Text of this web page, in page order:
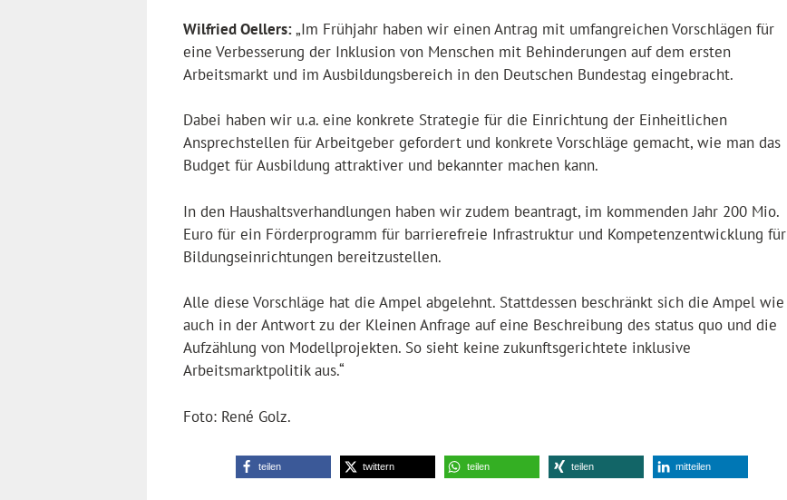
Wilfried Oellers:„Im Frühjahr haben wir einen Antrag mit umfangreichen Vorschlägen für
eine Verbesserung der Inklusion von Menschen mit Behinderungen auf dem ersten
Arbeitsmarkt und im Ausbildungsbereich in den Deutschen Bundestag eingebracht.
Dabei haben wir u.a. eine konkrete Strategie für die Einrichtung der Einheitlichen
Ansprechstellen für Arbeitgeber gefordert und konkrete Vorschläge gemacht, wie man das
Budget für Ausbildung attraktiver und bekannter machen kann.
In den Haushaltsverhandlungen haben wir zudem beantragt, im kommenden Jahr 200 Mio.
Euro für ein Förderprogramm für barrierefreie Infrastruktur und Kompetenzentwicklung für
Bildungseinrichtungen bereitzustellen.
Alle diese Vorschläge hat die Ampel abgelehnt. Stattdessen beschränkt sich die Ampel wie
auch in der Antwort zu der Kleinen Anfrage auf eine Beschreibung des status quo und die
Aufzählung von Modellprojekten. So sieht keine zukunftsgerichtete inklusive
Arbeitsmarktpolitik aus.“
Foto: René Golz.
teilen twittern teilen teilen mitteilen